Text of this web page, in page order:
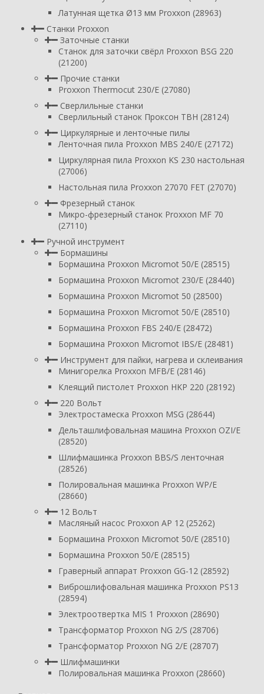
Латунная щетка Ø13 мм Proxxon (28963)
Станки Proxxon
Заточные станки
Станок для заточки свёрл Proxxon BSG 220
(21200)
Прочие станки
Proxxon Thermocut 230/E (27080)
Сверлильные станки
Сверлильный станок Проксон TBH (28124)
Циркулярные и ленточные пилы
Ленточная пила Proxxon MBS 240/E (27172)
Циркулярная пила Proxxon KS 230 настольная
(27006)
Настольная пила Proxxon 27070 FET (27070)
Фрезерный станок
Микро-фрезерный станок Proxxon MF 70
(27110)
Ручной инструмент
Бормашины
Бормашина Proxxon Micromot 50/E (28515)
Бормашина Proxxon Micromot 230/E (28440)
Бормашина Proxxon Micromot 50 (28500)
Бормашина Proxxon Micromot 50/E (28510)
Бормашина Proxxon FBS 240/Е (28472)
Бормашина Proxxon Micromot IBS/E (28481)
Инструмент для пайки, нагрева и склеивания
Минигорелка Proxxon MFB/E (28146)
Клеящий пистолет Proxxon HKP 220 (28192)
220 Вольт
Электростамеска Proxxon MSG (28644)
Дельташлифовальная машина Proxxon OZI/E
(28520)
Шлифмашинка Proxxon BBS/S ленточная
(28526)
Полировальная машинка Proxxon WP/E
(28660)
12 Вольт
Масляный насос Proxxon AP 12 (25262)
Бормашина Proxxon Micromot 50/E (28510)
Бормашина Proxxon 50/E (28515)
Граверный аппарат Proxxon GG-12 (28592)
Виброшлифовальная машинка Proxxon PS13
(28594)
Электроотвертка MIS 1 Proxxon (28690)
Трансформатор Proxxon NG 2/S (28706)
Трансформатор Proxxon NG 2/E (28707)
Шлифмашинки
Полировальная машинка Proxxon (28660)